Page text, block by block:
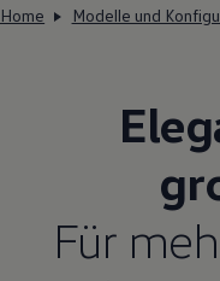
Home Modelle und
Für